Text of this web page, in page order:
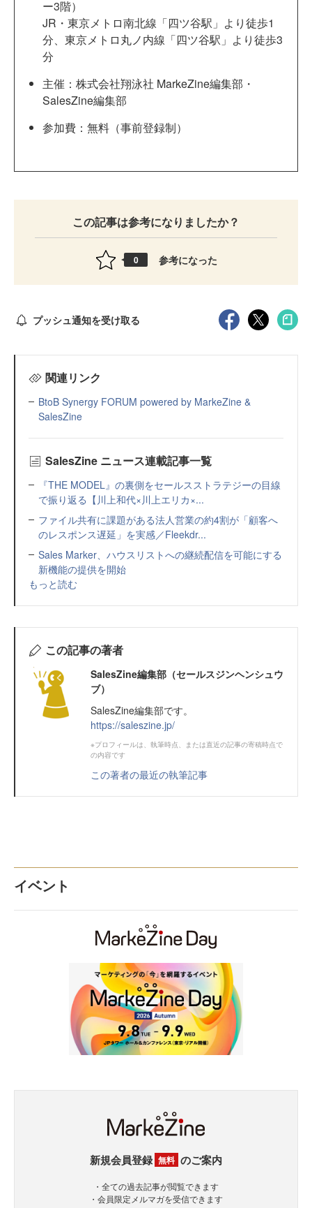
ー3階）
JR・東京メトロ南北線「四ツ谷駅」より徒歩1
分、東京メトロ丸ノ内線「四ツ谷駅」より徒歩3
分
主催：株式会社翔泳社 MarkeZine編集部・
SalesZine編集部
参加費：無料（事前登録制）
この記事は参考になりましたか？
0 参考になった
プッシュ通知を受け取る
関連リンク
BtoB Synergy FORUM powered by MarkeZine &
SalesZine
SalesZine ニュース連載記事一覧
『THE MODEL』の裏側をセールスストラテジーの目線
で振り返る【川上和代×川上エリカ×...
ファイル共有に課題がある法人営業の約4割が「顧客へ
のレスポンス遅延」を実感／Fleekdr...
Sales Marker、ハウスリストへの継続配信を可能にする
新機能の提供を開始
もっと読む
この記事の著者
SalesZine編集部（セールスジンヘンシュウ
ブ）
SalesZine編集部です。
https://saleszine.jp/
※プロフィールは、執筆時点、または直近の記事の寄稿時点で
の内容です
この著者の最近の執筆記事
イベント
新規会員登録 無料 のご案内
・全ての過去記事が閲覧できます
・会員限定メルマガを受信できます